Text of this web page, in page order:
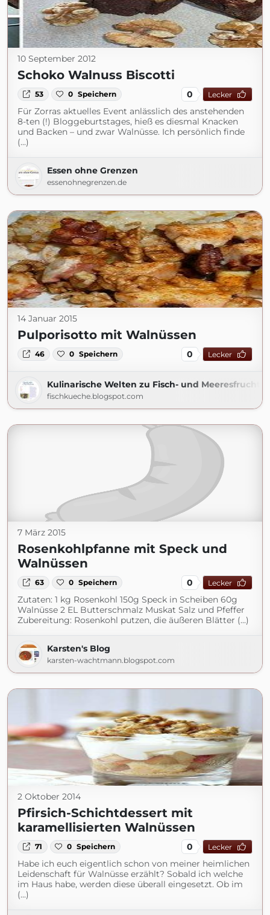
10 September 2012
Schoko Walnuss Biscotti
53 0 Speichern 0 Lecker
Für Zorras aktuelles Event anlässlich des anstehenden
8-ten (!) Bloggeburtstages, hieß es diesmal Knacken
und Backen – und zwar Walnüsse. Ich persönlich finde
(...)
Essen ohne Grenzen
essenohnegrenzen.de
14 Januar 2015
Pulporisotto mit Walnüssen
46 0 Speichern 0 Lecker
Kulinarische Welten zu Fisch- und Meeresfrucht
fischkueche.blogspot.com
7 März 2015
Rosenkohlpfanne mit Speck und
Walnüssen
63 0 Speichern 0 Lecker
Zutaten: 1 kg Rosenkohl 150g Speck in Scheiben 60g
Walnüsse 2 EL Butterschmalz Muskat Salz und Pfeffer
Zubereitung: Rosenkohl putzen, die äußeren Blätter (...)
Karsten's Blog
karsten-wachtmann.blogspot.com
2 Oktober 2014
Pfirsich-Schichtdessert mit
karamellisierten Walnüssen
71 0 Speichern 0 Lecker
Habe ich euch eigentlich schon von meiner heimlichen
Leidenschaft für Walnüsse erzählt? Sobald ich welche
im Haus habe, werden diese überall eingesetzt. Ob im
(...)